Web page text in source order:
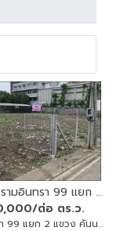
ขายที่ดิน ซ.รามอินทรา 99 แยก 2 ข้างแฟชั่นไอซ์แลนด์ 362 ตร.ว.
ต่อ ตร.ว.
ยาว เขตคันนายาว กรุงเทพมหานคร, คันนายาว, BANGKOK , 10230